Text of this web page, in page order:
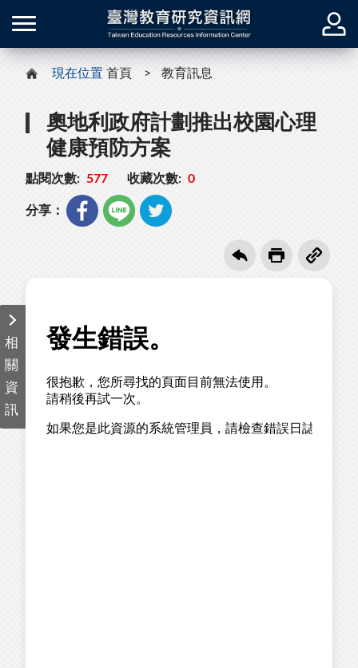
現在位置 首頁 教育訊息
奧地利政府計劃推出校園心理
健康預防方案
點閱次數: 577 收藏次數: 0
分享：
相
關
資
訊